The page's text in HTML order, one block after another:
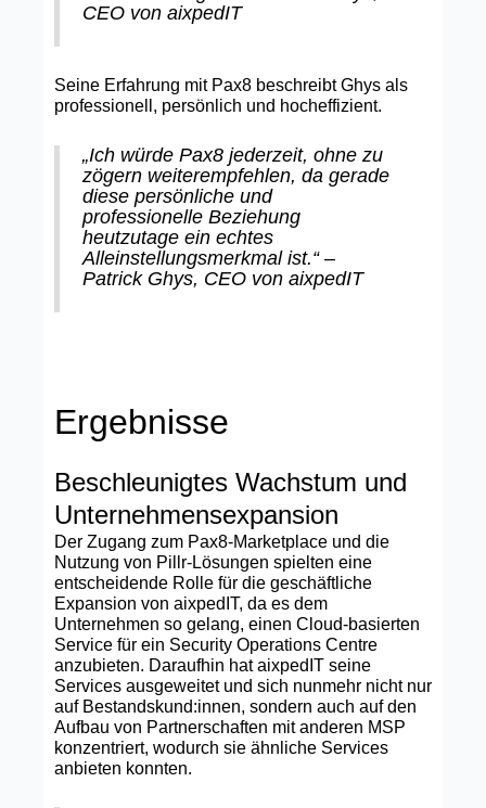
CEO von aixpedIT
Seine Erfahrung mit Pax8 beschreibt Ghys als
professionell, persönlich und hocheffizient.
„Ich würde Pax8 jederzeit, ohne zu
zögern weiterempfehlen, da gerade
diese persönliche und
professionelle Beziehung
heutzutage ein echtes
Alleinstellungsmerkmal ist.“ –
Patrick Ghys, CEO von aixpedIT
Ergebnisse
Beschleunigtes Wachstum und
Unternehmensexpansion
Der Zugang zum Pax8-Marketplace und die
Nutzung von Pillr-Lösungen spielten eine
entscheidende Rolle für die geschäftliche
Expansion von aixpedIT, da es dem
Unternehmen so gelang, einen Cloud-basierten
Service für ein Security Operations Centre
anzubieten. Daraufhin hat aixpedIT seine
Services ausgeweitet und sich nunmehr nicht nur
auf Bestandskund:innen, sondern auch auf den
Aufbau von Partnerschaften mit anderen MSP
konzentriert, wodurch sie ähnliche Services
anbieten konnten.